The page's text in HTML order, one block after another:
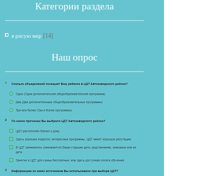
Категории раздела
я рисую мир [14]
Наш опрос